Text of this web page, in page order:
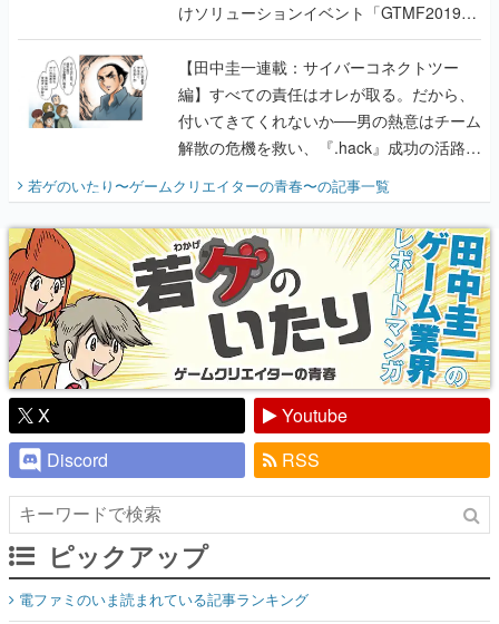
けソリューションイベント「GTMF2019」
に行って、より理解を深めよう【PR】
【田中圭一連載：サイバーコネクトツー
編】すべての責任はオレが取る。だから、
付いてきてくれないか──男の熱意はチーム
解散の危機を救い、『.hack』成功の活路を
開く。業界の快男児・松山 洋に流れる血は
『少年ジャンプ』色だった【若ゲのいた
り】
若ゲのいたり〜ゲームクリエイターの青春〜の記事一覧
X
Youtube
Discord
RSS
ピックアップ
電ファミのいま読まれている記事ランキング